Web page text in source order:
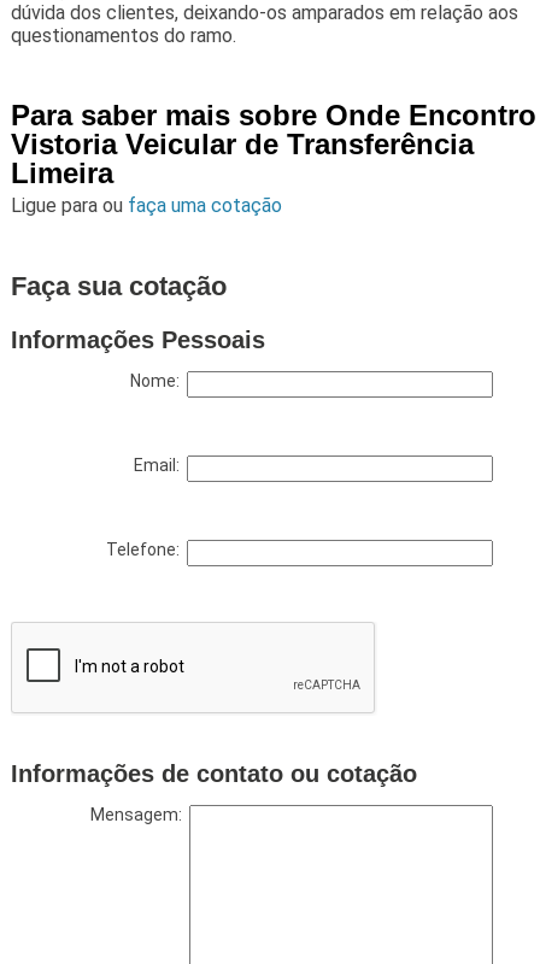
dúvida dos clientes, deixando-os amparados em relação aos
questionamentos do ramo.
Para saber mais sobre Onde Encontro
Vistoria Veicular de Transferência
Limeira
Ligue para ou faça uma cotação
Faça sua cotação
Informações Pessoais
Nome:
Email:
Telefone:
Informações de contato ou cotação
Mensagem: